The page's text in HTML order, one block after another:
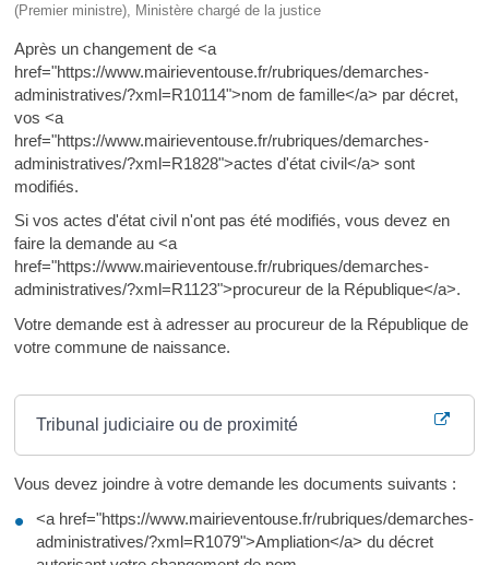
(Premier ministre), Ministère chargé de la justice
Après un changement de <a
href="https://www.mairieventouse.fr/rubriques/demarches-
administratives/?xml=R10114">nom de famille</a> par décret,
vos <a
href="https://www.mairieventouse.fr/rubriques/demarches-
administratives/?xml=R1828">actes d'état civil</a> sont
modifiés.
Si vos actes d'état civil n'ont pas été modifiés, vous devez en
faire la demande au <a
href="https://www.mairieventouse.fr/rubriques/demarches-
administratives/?xml=R1123">procureur de la République</a>.
Votre demande est à adresser au procureur de la République de
votre commune de naissance.
Tribunal judiciaire ou de proximité
Vous devez joindre à votre demande les documents suivants :
<a href="https://www.mairieventouse.fr/rubriques/demarches-
administratives/?xml=R1079">Ampliation</a> du décret